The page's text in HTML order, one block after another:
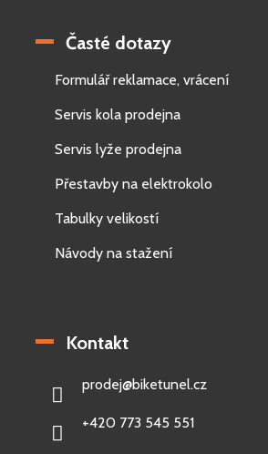
Časté dotazy
Formulář reklamace, vrácení
Servis kola prodejna
Servis lyže prodejna
Přestavby na elektrokolo
Tabulky velikostí
Návody na stažení
Kontakt
prodej@biketunel.cz
+420 773 545 551